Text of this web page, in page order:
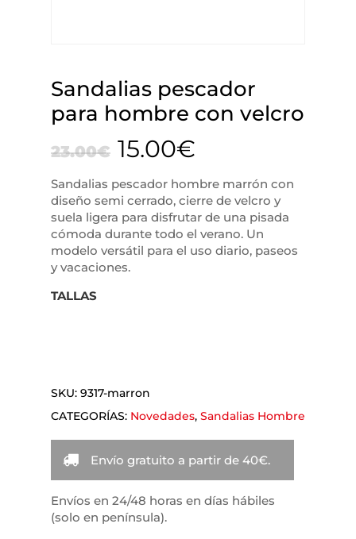
Sandalias pescador
para hombre con velcro
23.00€ 15.00€
Sandalias pescador hombre marrón con
diseño semi cerrado, cierre de velcro y
suela ligera para disfrutar de una pisada
cómoda durante todo el verano. Un
modelo versátil para el uso diario, paseos
y vacaciones.
TALLAS
SKU: 9317-marron
CATEGORÍAS: Novedades, Sandalias Hombre
Envío gratuito a partir de 40€.
Envíos en 24/48 horas en días hábiles
(solo en península).